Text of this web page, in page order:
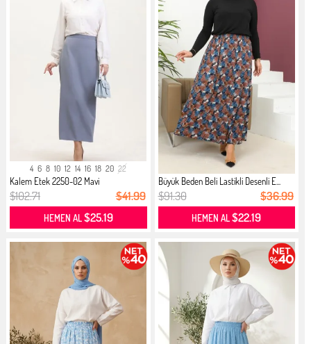
4 6 8 10 12 14 16 18 20 22
Kalem Etek 2250-02 Mavi
$102.71 $41.99
HEMEN AL$25.19
Büyük Beden Beli Lastikli Desenli E...
$91.30 $36.99
HEMEN AL$22.19